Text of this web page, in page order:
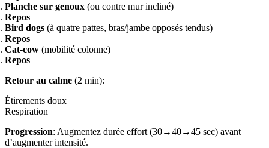
Planche sur genoux (ou contre mur incliné)
Repos
Bird dogs (à quatre pattes, bras/jambe opposés tendus)
Repos
Cat-cow (mobilité colonne)
Repos
Retour au calme (2 min):
Étirements doux
Respiration
Progression: Augmentez durée effort (30→40→45 sec) avant
d’augmenter intensité.